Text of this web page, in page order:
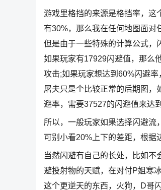
游戏里格挡的来源是格挡率，这
有30%，那么我在任何地图面对
但是由于一些特殊的计算公式，
如果玩家有17929闪避值，那么
攻击;如果玩家想达到60%闪避
屠夫只是个比较正常的后期图，
避率，需要37527的闪避值来达
所以，一般玩家如果选择闪避流
可别小看20%上下的差距，根据
当然闪避有自己的长处，比如不
避投射物的天赋，在对付P姐寒
这个更逆天的东西，火狗，D哥